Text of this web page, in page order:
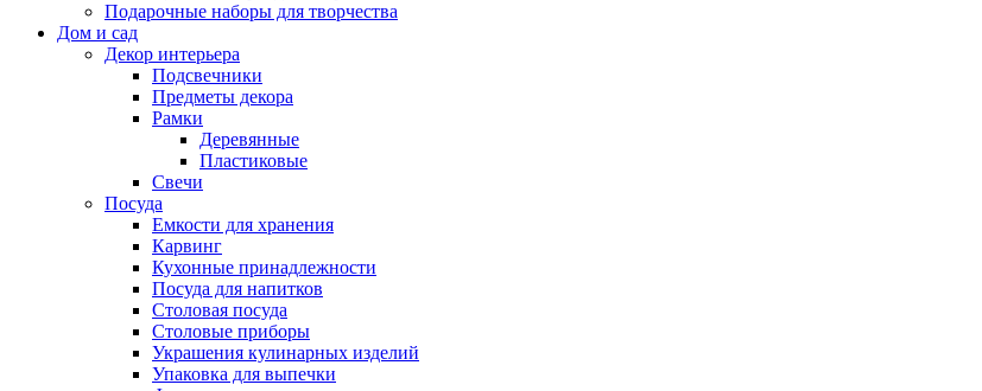
Подарочные наборы для творчества
Дом и сад
Декор интерьера
Подсвечники
Предметы декора
Рамки
Деревянные
Пластиковые
Свечи
Посуда
Емкости для хранения
Карвинг
Кухонные принадлежности
Посуда для напитков
Столовая посуда
Столовые приборы
Украшения кулинарных изделий
Упаковка для выпечки